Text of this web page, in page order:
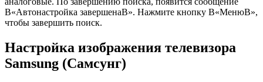
В«Автонастройка завершенаВ». Нажмите кнопку В«МенюВ»,
чтобы завершить поиск.
Настройка изображения телевизора
Samsung (Самсунг)